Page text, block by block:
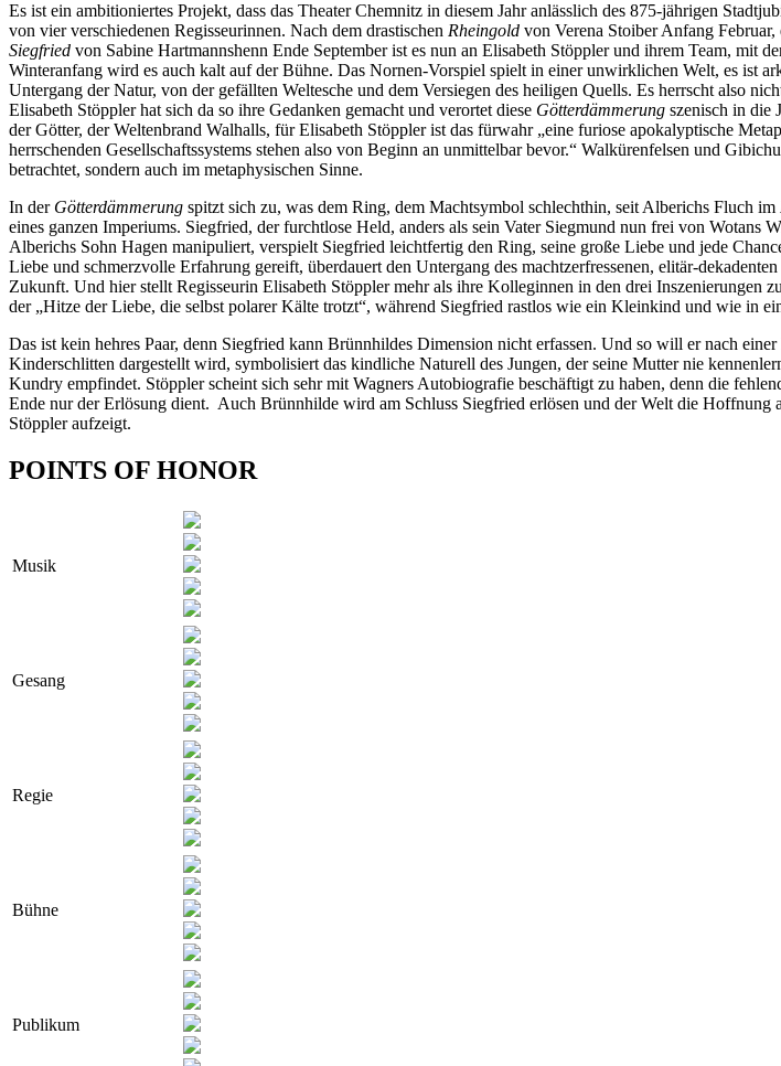
Es ist ein ambitioniertes Projekt, dass das Theater Chemnitz in diesem Jahr anlässlich des 875-jährigen
von vier verschiedenen Regisseurinnen. Nach dem drastischen Rheingold von Verena Stoiber Anfang Februar,
Siegfried von Sabine Hartmannshenn Ende September ist es nun an Elisabeth Stöppler und ihrem Team, mit
Winteranfang wird es auch kalt auf der Bühne. Das Nornen-Vorspiel spielt in einer unwirklichen Welt, es ist
Untergang der Natur, von der gefällten Weltesche und dem Versiegen des heiligen Quells. Es herrscht also
Elisabeth Stöppler hat sich da so ihre Gedanken gemacht und verortet diese Götterdämmerung szenisch in die
der Götter, der Weltenbrand Walhalls, für Elisabeth Stöppler ist das fürwahr „eine furiose apokalyptische
herrschenden Gesellschaftssystems stehen also von Beginn an unmittelbar bevor.“ Walkürenfelsen und
betrachtet, sondern auch im metaphysischen Sinne.
In der Götterdämmerung spitzt sich zu, was dem Ring, dem Machtsymbol schlechthin, seit Alberichs Fluch im
eines ganzen Imperiums. Siegfried, der furchtlose Held, anders als sein Vater Siegmund nun frei von
Alberichs Sohn Hagen manipuliert, verspielt Siegfried leichtfertig den Ring, seine große Liebe und jede
Liebe und schmerzvolle Erfahrung gereift, überdauert den Untergang des machtzerfressenen, elitär-
Zukunft. Und hier stellt Regisseurin Elisabeth Stöppler mehr als ihre Kolleginnen in den drei
der „Hitze der Liebe, die selbst polarer Kälte trotzt“, während Siegfried rastlos wie ein Kleinkind und wie in
Das ist kein hehres Paar, denn Siegfried kann Brünnhildes Dimension nicht erfassen. Und so will er nach
Kinderschlitten dargestellt wird, symbolisiert das kindliche Naturell des Jungen, der seine Mutter nie
Kundry empfindet. Stöppler scheint sich sehr mit Wagners Autobiografie beschäftigt zu haben, denn die
Ende nur der Erlösung dient. Auch Brünnhilde wird am Schluss Siegfried erlösen und der Welt die
Stöppler aufzeigt.
POINTS OF HONOR
Musik
Gesang
Regie
Bühne
Publikum